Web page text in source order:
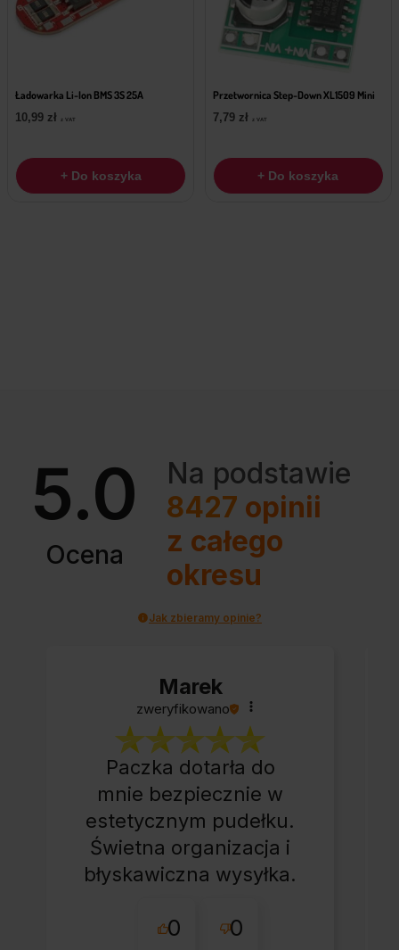
Ładowarka Li-Ion BMS 3S 25A
10,99 zł z VAT
+ Do koszyka
Przetwornica Step-Down XL1509 Mini
7,79 zł z VAT
+ Do koszyka
5.0
Ocena
Na podstawie
8427 opinii
z całego
okresu
Jak zbieramy opinie?
Marek
zweryfikowano
Paczka dotarła do
mnie bezpiecznie w
estetycznym pudełku.
Świetna organizacja i
błyskawiczna wysyłka.
sklepu nie pierwszy
0 0